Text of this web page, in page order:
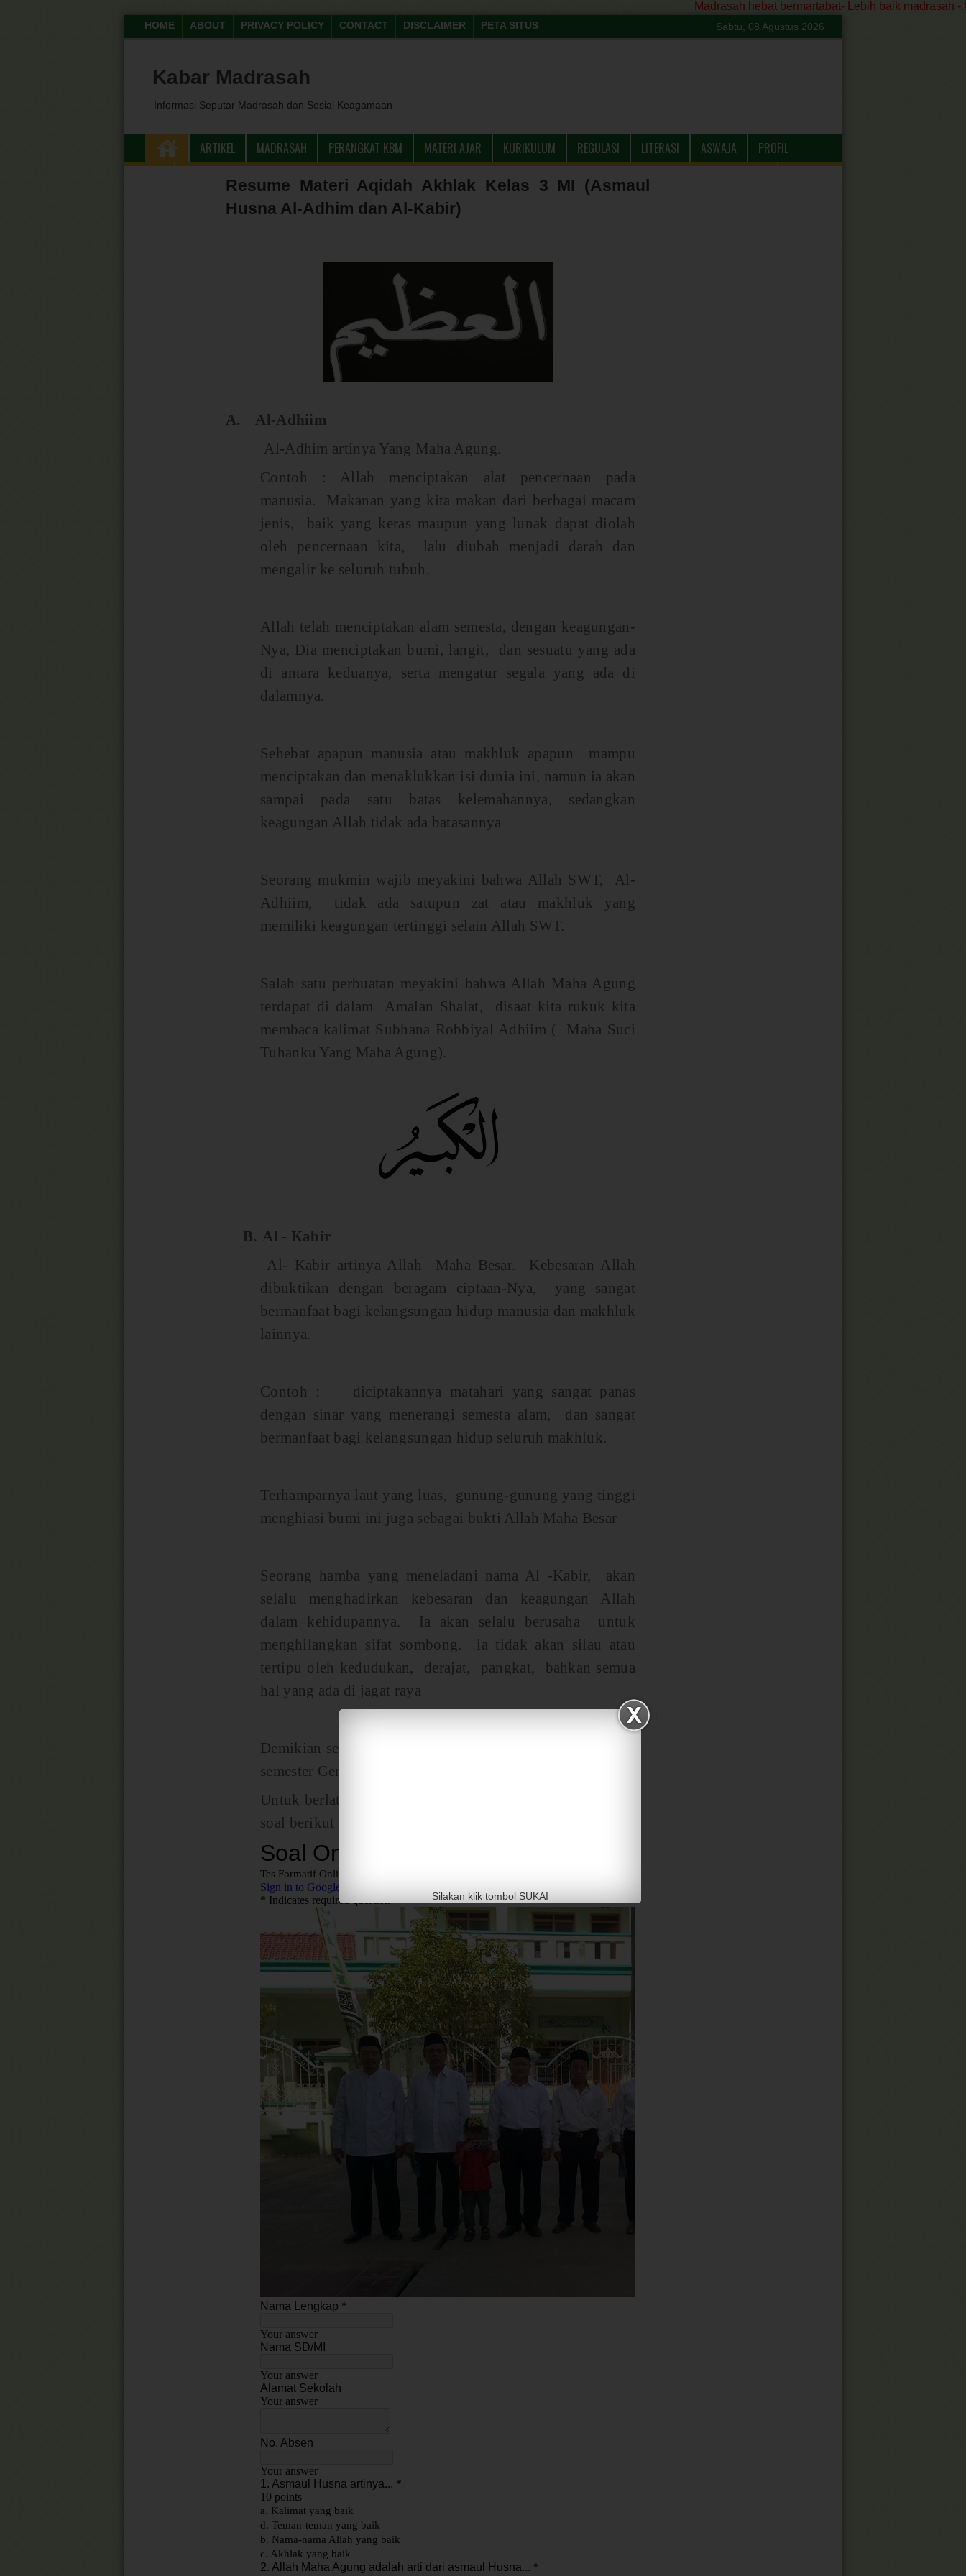
Madrasah hebat bermartabat- Lebih baik madrasah -
HOME ABOUT PRIVACY POLICY CONTACT DISCLAIMER PETA SITUS Sabtu, 08 Agustus 2026
Kabar Madrasah
Informasi Seputar Madrasah dan Sosial Keagamaan
ARTIKEL MADRASAH PERANGKAT KBM MATERI AJAR KURIKULUM REGULASI LITERASI ASWAJA
PROFIL
Resume Materi Aqidah Akhlak Kelas 3 MI (Asmaul
Husna Al-Adhim dan Al-Kabir)
A.
Al-Adhiim
Al-Adhim artinya Yang Maha Agung.
Contoh : Allah menciptakan alat pencernaan pada
manusia. Makanan yang kita makan dari berbagai macam
jenis, baik yang keras maupun yang lunak dapat diolah
oleh pencernaan kita, lalu diubah menjadi darah dan
mengalir ke seluruh tubuh.
Allah telah menciptakan alam semesta, dengan keagungan-
Nya, Dia menciptakan bumi, langit, dan sesuatu yang ada
di antara keduanya, serta mengatur segala yang ada di
dalamnya.
Sehebat apapun manusia atau makhluk apapun mampu
menciptakan dan menaklukkan isi dunia ini, namun ia akan
sampai pada satu batas kelemahannya, sedangkan
keagungan Allah tidak ada batasannya
Seorang mukmin wajib meyakini bahwa Allah SWT, Al-
Adhiim, tidak ada satupun zat atau makhluk yang
memiliki keagungan tertinggi selain Allah SWT.
Salah satu perbuatan meyakini bahwa Allah Maha Agung
terdapat di dalam Amalan Shalat, disaat kita rukuk kita
membaca kalimat Subhana Robbiyal Adhiim ( Maha Suci
Tuhanku Yang Maha Agung).
B. Al - Kabir
Al- Kabir artinya Allah Maha Besar. Kebesaran Allah
dibuktikan dengan beragam ciptaan-Nya, yang sangat
bermanfaat bagi kelangsungan hidup manusia dan makhluk
lainnya.
Contoh : diciptakannya matahari yang sangat panas
dengan sinar yang menerangi semesta alam, dan sangat
bermanfaat bagi kelangsungan hidup seluruh makhluk.
Terhamparnya laut yang luas, gunung-gunung yang tinggi
menghiasi bumi ini juga sebagai bukti Allah Maha Besar
Seorang hamba yang meneladani nama Al -Kabir, akan
selalu menghadirkan kebesaran dan keagungan Allah
dalam kehidupannya. Ia akan selalu berusaha untuk
menghilangkan sifat sombong. ia tidak akan silau atau
tertipu oleh kedudukan, derajat, pangkat, bahkan semua
hal yang ada di jagat raya
Demikian sekilas resume materi Aqidah Akhlak kelas 3 MI
semester Genap.
Untuk berlatih soal-soal terkait materi ini, silakan kerjakan
soal berikut ini :
Silakan klik tombol SUKAI